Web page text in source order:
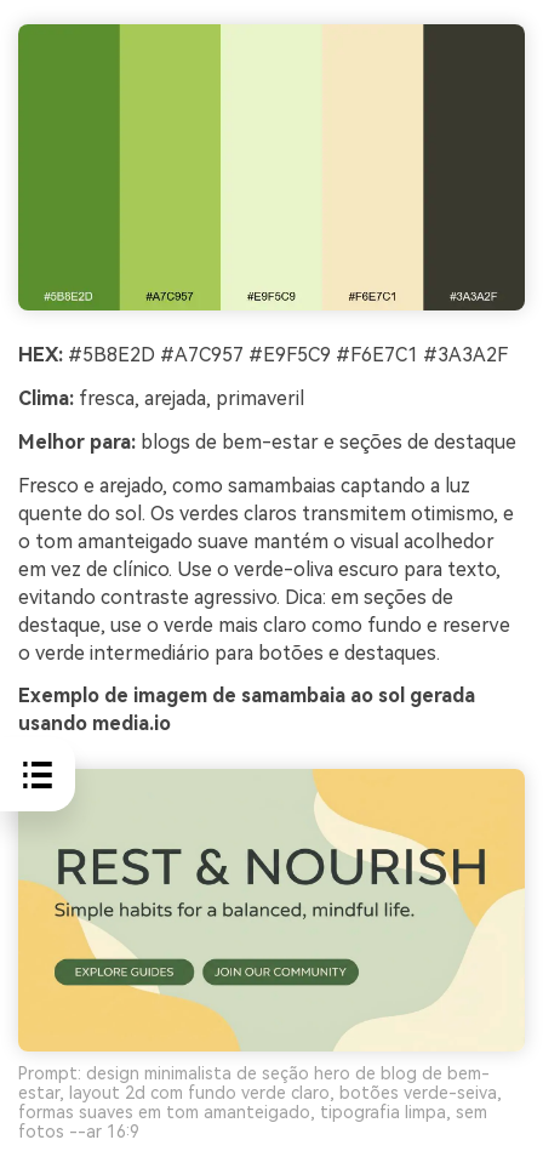
HEX: #5B8E2D #A7C957 #E9F5C9 #F6E7C1 #3A3A2F
Clima: fresca, arejada, primaveril
Melhor para: blogs de bem-estar e seções de destaque
Fresco e arejado, como samambaias captando a luz
quente do sol. Os verdes claros transmitem otimismo, e
o tom amanteigado suave mantém o visual acolhedor
em vez de clínico. Use o verde-oliva escuro para texto,
evitando contraste agressivo. Dica: em seções de
destaque, use o verde mais claro como fundo e reserve
o verde intermediário para botões e destaques.
Exemplo de imagem de samambaia ao sol gerada
usando media.io
Prompt: design minimalista de seção hero de blog de bem-
estar, layout 2d com fundo verde claro, botões verde-seiva,
formas suaves em tom amanteigado, tipografia limpa, sem
fotos --ar 16:9